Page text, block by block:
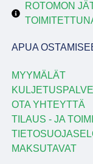
ROTOMON
APUA
MYYMÄLÄT
OTA YHTEYTTÄ
TILAUS - JA
MAKSUTAVAT